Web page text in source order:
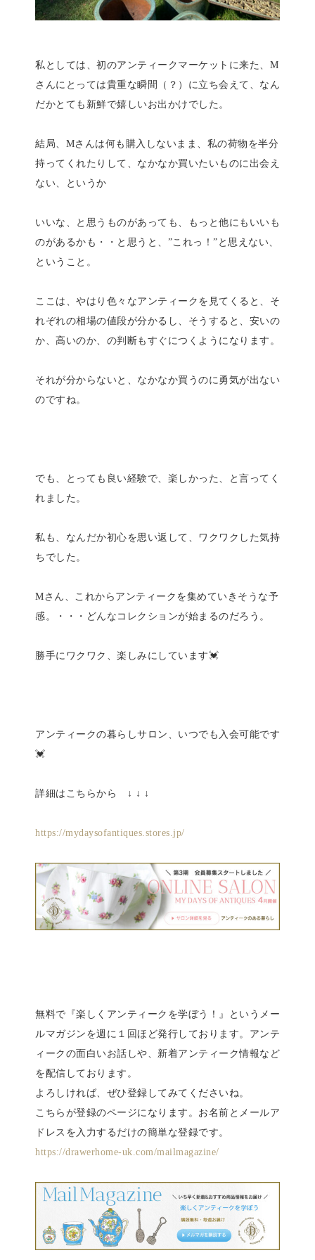
私としては、初のアンティークマーケットに来た、M
さんにとっては貴重な瞬間（？）に立ち会えて、なん
だかとても新鮮で嬉しいお出かけでした。
結局、Mさんは何も購入しないまま、私の荷物を半分
持ってくれたりして、なかなか買いたいものに出会え
ない、というか
いいな、と思うものがあっても、もっと他にもいいも
のがあるかも・・と思うと、”これっ！”と思えない、
ということ。
ここは、やはり色々なアンティークを見てくると、そ
れぞれの相場の値段が分かるし、そうすると、安いの
か、高いのか、の判断もすぐにつくようになります。
それが分からないと、なかなか買うのに勇気が出ない
のですね。
でも、とっても良い経験で、楽しかった、と言ってく
れました。
私も、なんだか初心を思い返して、ワクワクした気持
ちでした。
Mさん、これからアンティークを集めていきそうな予
感。・・・どんなコレクションが始まるのだろう。
勝手にワクワク、楽しみにしています💓
アンティークの暮らしサロン、いつでも入会可能です
💓
詳細はこちらから ↓ ↓ ↓
https://mydaysofantiques.stores.jp/
無料で『楽しくアンティークを学ぼう！』というメー
ルマガジンを週に１回ほど発行しております。アンテ
ィークの面白いお話しや、新着アンティーク情報など
を配信しております。
よろしければ、ぜひ登録してみてくださいね。
こちらが登録のページになります。お名前とメールア
ドレスを入力するだけの簡単な登録です。
https://drawerhome-uk.com/mailmagazine/